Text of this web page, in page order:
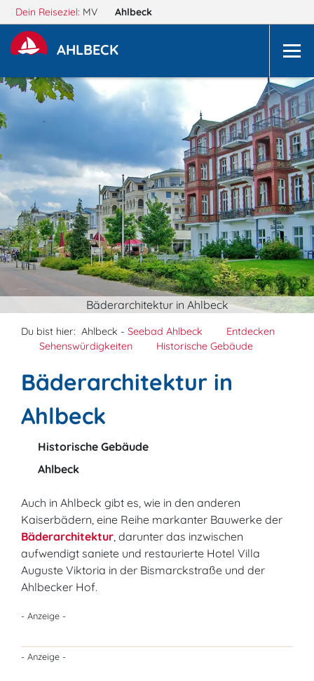
Dein Reiseziel: MV Ahlbeck
AHLBECK
Bäderarchitektur in Ahlbeck
Du bist hier: Ahlbeck - Seebad Ahlbeck
Entdecken
Sehenswürdigkeiten
Historische Gebäude
Bäderarchitektur in
Ahlbeck
Historische Gebäude
Ahlbeck
Auch in Ahlbeck gibt es, wie in den anderen
Kaiserbädern, eine Reihe markanter Bauwerke der
Bäderarchitektur, darunter das inzwischen
aufwendigt saniete und restaurierte Hotel Villa
Auguste Viktoria in der Bismarckstraße und der
Ahlbecker Hof.
- Anzeige -
- Anzeige -